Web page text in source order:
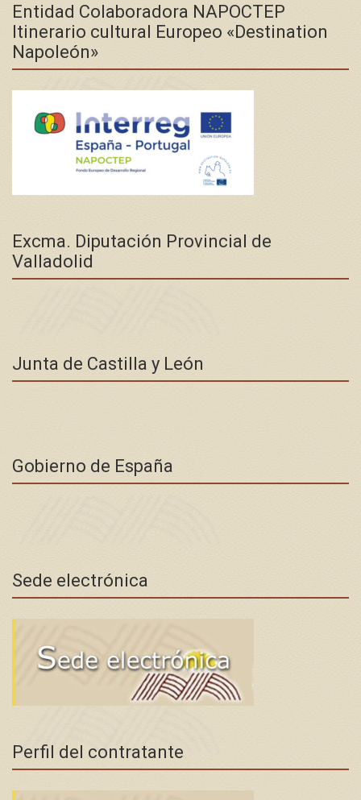
Entidad Colaboradora NAPOCTEP
Itinerario cultural Europeo «Destination
Napoleón»
Excma. Diputación Provincial de
Valladolid
Junta de Castilla y León
Gobierno de España
Sede electrónica
Perfil del contratante